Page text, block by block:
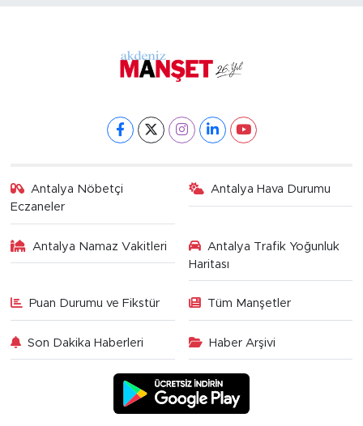
Antalya Nöbetçi
Eczaneler
Antalya Hava Durumu
Antalya Namaz Vakitleri
Antalya Trafik Yoğunluk
Haritası
Puan Durumu ve Fikstür Tüm Manşetler
Son Dakika Haberleri Haber Arşivi